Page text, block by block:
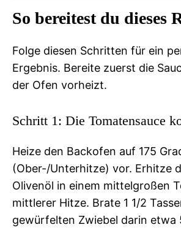
So bereitest du dieses
Folge diesen Schritten für ein
Ergebnis. Bereite zuerst die
der Ofen vorheizt.
Schritt 1: Die Tomatensauce
Heize den Backofen auf 175
(Ober-/Unterhitze) vor. Erhitze
Olivenöl in einem mittelgroßen
mittlerer Hitze. Brate 1 1/2
gewürfelten Zwiebel darin etwa